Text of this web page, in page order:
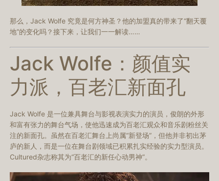
那么，Jack Wolfe 究竟是何方神圣？他的加盟真的带来了“翻天覆
地”的变化吗？接下来，让我们一一解读……
Jack Wolfe：颜值实
力派，百老汇新面孔
Jack Wolfe 是一位兼具舞台与影视表演实力的演员，俊朗的外形
和富有张力的舞台气场，使他迅速成为百老汇观众和音乐剧粉丝关
注的新面孔。虽然在百老汇舞台上尚属“新登场”，但他并非初出茅
庐的新人，而是一位在舞台剧领域已积累扎实经验的实力型演员。
Cultured杂志称其为“百老汇的新任心动男神”。